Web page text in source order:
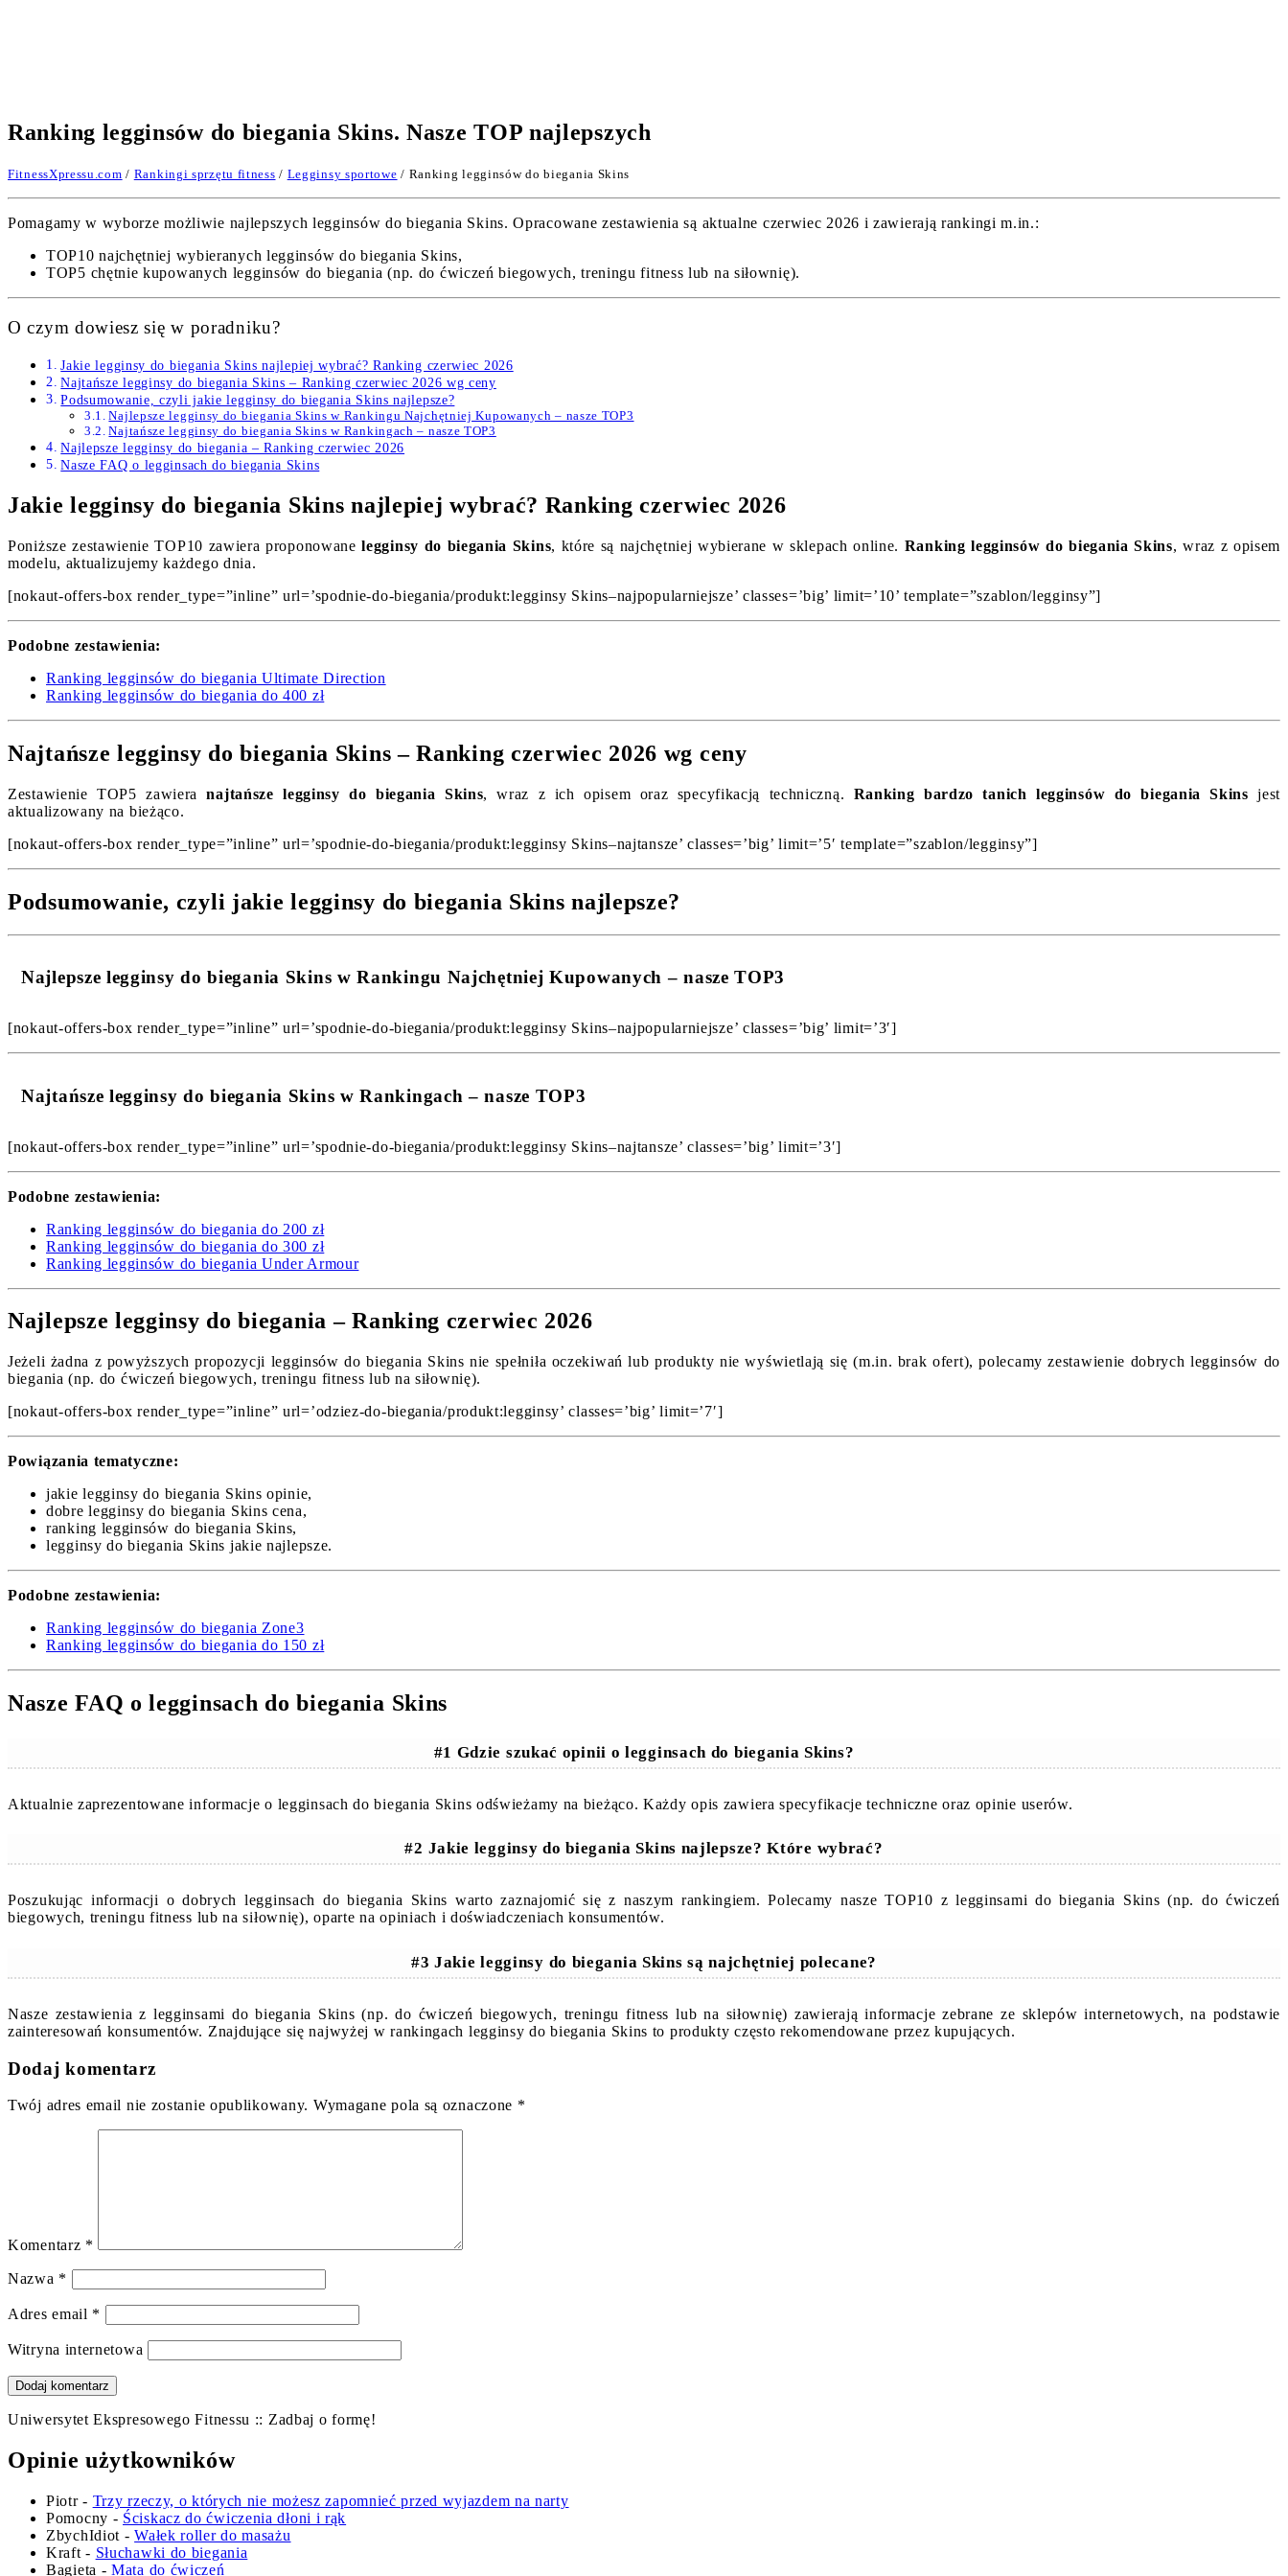
Ranking legginsów do biegania Skins. Nasze TOP najlepszych
FitnessXpressu.com / Rankingi sprzętu fitness / Legginsy sportowe / Ranking legginsów do biegania Skins
Pomagamy w wyborze możliwie najlepszych legginsów do biegania Skins. Opracowane zestawienia są aktualne czerwiec 2026 i zawierają rankingi m.in.:
TOP10 najchętniej wybieranych legginsów do biegania Skins,
TOP5 chętnie kupowanych legginsów do biegania (np. do ćwiczeń biegowych, treningu fitness lub na siłownię).
O czym dowiesz się w poradniku?
Jakie legginsy do biegania Skins najlepiej wybrać? Ranking czerwiec 2026
Najtańsze legginsy do biegania Skins – Ranking czerwiec 2026 wg ceny
Podsumowanie, czyli jakie legginsy do biegania Skins najlepsze?
Najlepsze legginsy do biegania Skins w Rankingu Najchętniej Kupowanych – nasze TOP3
Najtańsze legginsy do biegania Skins w Rankingach – nasze TOP3
Najlepsze legginsy do biegania – Ranking czerwiec 2026
Nasze FAQ o legginsach do biegania Skins
Jakie legginsy do biegania Skins najlepiej wybrać? Ranking czerwiec 2026
Poniższe zestawienie TOP10 zawiera proponowanelegginsy do biegania Skins, które są najchętniej wybierane w sklepach online. Ranking legginsów do biegania Skins, wraz z opisem
modelu, aktualizujemy każdego dnia.
[nokaut-offers-box render_type=”inline” url=’spodnie-do-biegania/produkt:legginsy Skins–najpopularniejsze’ classes=’big’ limit=’10’ template=”szablon/legginsy”]
Podobne zestawienia:
Ranking legginsów do biegania Ultimate Direction
Ranking legginsów do biegania do 400 zł
Najtańsze legginsy do biegania Skins – Ranking czerwiec 2026 wg ceny
Zestawienie TOP5 zawieranajtańsze legginsy do biegania Skins, wraz z ich opisem oraz specyfikacją techniczną. Ranking bardzo tanich legginsów do biegania Skins jest
aktualizowany na bieżąco.
[nokaut-offers-box render_type=”inline” url=’spodnie-do-biegania/produkt:legginsy Skins–najtansze’ classes=’big’ limit=’5′ template=”szablon/legginsy”]
Podsumowanie, czyli jakie legginsy do biegania Skins najlepsze?
Najlepsze legginsy do biegania Skins w Rankingu Najchętniej Kupowanych – nasze TOP3
[nokaut-offers-box render_type=”inline” url=’spodnie-do-biegania/produkt:legginsy Skins–najpopularniejsze’ classes=’big’ limit=’3′]
Najtańsze legginsy do biegania Skins w Rankingach – nasze TOP3
[nokaut-offers-box render_type=”inline” url=’spodnie-do-biegania/produkt:legginsy Skins–najtansze’ classes=’big’ limit=’3′]
Podobne zestawienia:
Ranking legginsów do biegania do 200 zł
Ranking legginsów do biegania do 300 zł
Ranking legginsów do biegania Under Armour
Najlepsze legginsy do biegania – Ranking czerwiec 2026
Jeżeli żadna z powyższych propozycji legginsów do biegania Skins nie spełniła oczekiwań lub produkty nie wyświetlają się (m.in. brak ofert), polecamy zestawienie dobrych legginsów do
biegania (np. do ćwiczeń biegowych, treningu fitness lub na siłownię).
[nokaut-offers-box render_type=”inline” url=’odziez-do-biegania/produkt:legginsy’ classes=’big’ limit=’7′]
Powiązania tematyczne:
jakie legginsy do biegania Skins opinie,
dobre legginsy do biegania Skins cena,
ranking legginsów do biegania Skins,
legginsy do biegania Skins jakie najlepsze.
Podobne zestawienia:
Ranking legginsów do biegania Zone3
Ranking legginsów do biegania do 150 zł
Nasze FAQ o legginsach do biegania Skins
#1 Gdzie szukać opinii o legginsach do biegania Skins?
Aktualnie zaprezentowane informacje o legginsach do biegania Skins odświeżamy na bieżąco. Każdy opis zawiera specyfikacje techniczne oraz opinie userów.
#2 Jakie legginsy do biegania Skins najlepsze? Które wybrać?
Poszukując informacji o dobrych legginsach do biegania Skins warto zaznajomić się z naszym rankingiem. Polecamy nasze TOP10 z legginsami do biegania Skins (np. do ćwiczeń
biegowych, treningu fitness lub na siłownię), oparte na opiniach i doświadczeniach konsumentów.
#3 Jakie legginsy do biegania Skins są najchętniej polecane?
Nasze zestawienia z legginsami do biegania Skins (np. do ćwiczeń biegowych, treningu fitness lub na siłownię) zawierają informacje zebrane ze sklepów internetowych, na podstawie
zainteresowań konsumentów. Znajdujące się najwyżej w rankingach legginsy do biegania Skins to produkty często rekomendowane przez kupujących.
Dodaj komentarz
Twój adres email nie zostanie opublikowany. Wymagane pola są oznaczone *
Komentarz *
Nazwa *
Adres email *
Witryna internetowa
Uniwersytet Ekspresowego Fitnessu :: Zadbaj o formę!
Opinie użytkowników
Piotr- Trzy rzeczy, o których nie możesz zapomnieć przed wyjazdem na narty
Pomocny - Ściskacz do ćwiczenia dłoni i rąk
ZbychIdiot -Wałek roller do masażu
Kraft - Słuchawki do biegania
Bagieta -Mata do ćwiczeń